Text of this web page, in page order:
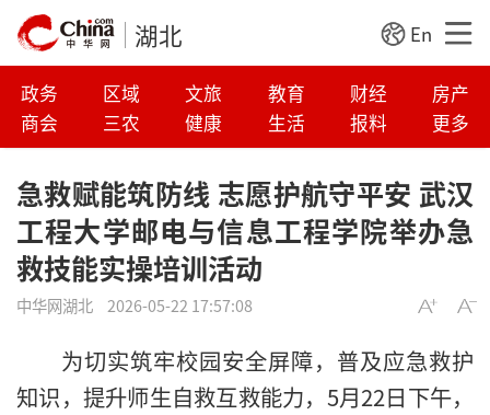
湖北 En
政务 区域 文旅 教育 财经
房产
商会
三农 健康 生活 报料 更多
急救赋能筑防线 志愿护航守平安 武汉
工程大学邮电与信息工程学院举办急
救技能实操培训活动
中华网湖北 2026-05-22 17:57:08
为切实筑牢校园安全屏障，普及应急救护
知识，提升师生自救互救能力，5月22日下午，